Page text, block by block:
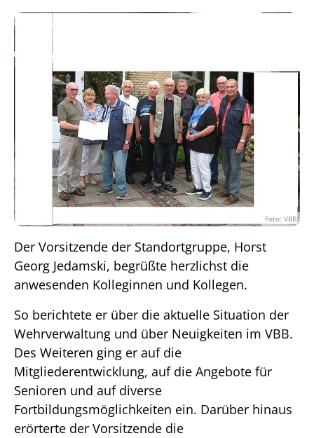
Foto: VBB
Der Vorsitzende der Standortgruppe, Horst
Georg Jedamski, begrüßte herzlichst die
anwesenden Kolleginnen und Kollegen.
So berichtete er über die aktuelle Situation der
Wehrverwaltung und über Neuigkeiten im VBB.
Des Weiteren ging er auf die
Mitgliederentwicklung, auf die Angebote für
Senioren und auf diverse
Fortbildungsmöglichkeiten ein. Darüber hinaus
erörterte der Vorsitzende die